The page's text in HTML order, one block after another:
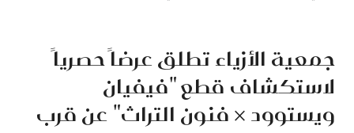
جمعية الأزياء تطلق عرضاً حصرياً
لاستكشاف قطع "فيفيان
ويستوود × فنون التراث" عن قرب